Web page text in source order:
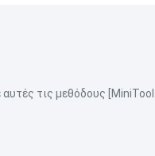
τις μεθόδους [MiniTool